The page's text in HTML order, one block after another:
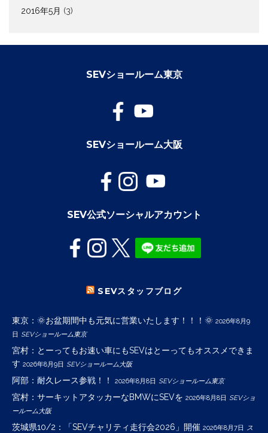
2016年5月 (3)
SEVショールーム東京
SEVショールーム大阪
SEV公式ソーシャルアカウント
SEVスタッフブログ
東京：🌞お盆期間中も元気に営業いたします！！！🌞 2026年8月9
日 SEVショールーム東京
宮村：とーってもお速い車にもSEVはとーってもオススメできま
す 2026年8月9日 SEVショールーム大阪
阿部：耐久レース参戦！！ 2026年8月8日 SEVショールーム東京
宮村：サーキットアタッカーなBMWにSEVを 2026年8月8日 SEVショ
ールーム大阪
茨城県10/2：「SEVチャリティ走行会2026」開催 2026年8月7日 ス